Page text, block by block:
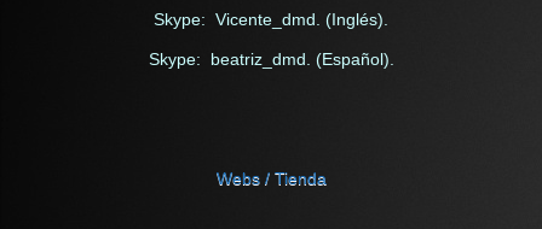
Skype: Vicente_dmd. (Inglés).
Skype: beatriz_dmd. (Español).
Webs / Tienda